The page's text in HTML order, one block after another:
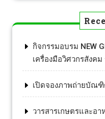
กิจกรรมอบรม NEW
เครื่องมือวิศวกรสังคม
เปิดจองภาพถ่ายบัณ
วารสารเกษตรและอา